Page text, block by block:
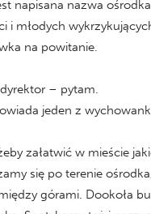
napisana nazwa ośrodka
i młodych
na powitanie.
– pytam.
jeden z
załatwić w mieście
się po terenie
górami. Dookoła